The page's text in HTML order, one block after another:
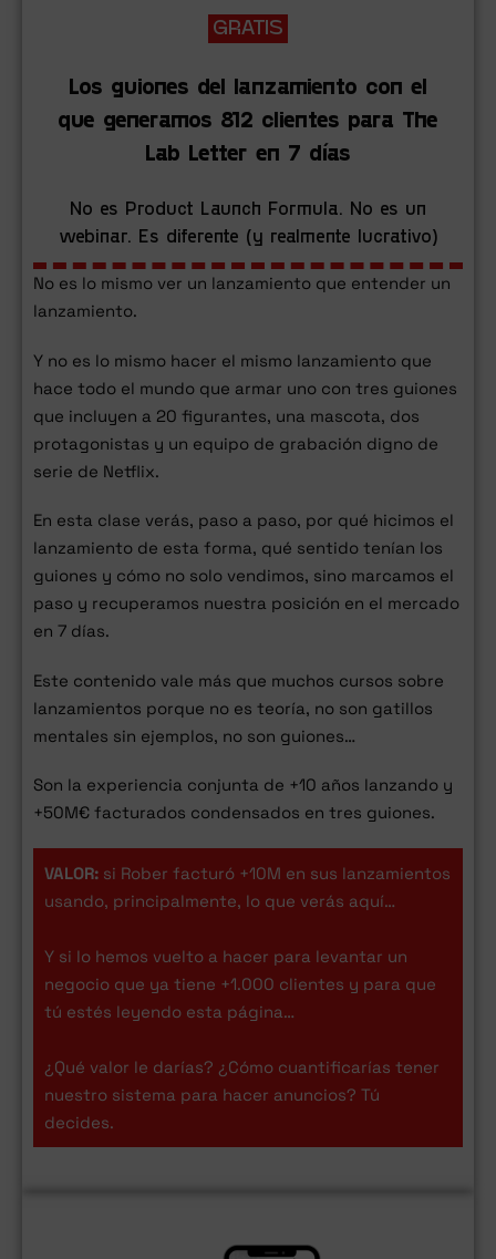
GRATIS
Los guiones del lanzamiento con el
que generamos 812 clientes para The
Lab Letter en 7 días
No es Product Launch Formula. No es un
webinar. Es diferente (y realmente lucrativo)
No es lo mismo ver un lanzamiento que entender un
lanzamiento.
Y no es lo mismo hacer el mismo lanzamiento que
hace todo el mundo que armar uno con tres guiones
que incluyen a 20 figurantes, una mascota, dos
protagonistas y un equipo de grabación digno de
serie de Netflix.
En esta clase verás, paso a paso, por qué hicimos el
lanzamiento de esta forma, qué sentido tenían los
guiones y cómo no solo vendimos, sino marcamos el
paso y recuperamos nuestra posición en el mercado
en 7 días.
Este contenido vale más que muchos cursos sobre
lanzamientos porque no es teoría, no son gatillos
mentales sin ejemplos, no son guiones…
Son la experiencia conjunta de +10 años lanzando y
+50M€ facturados condensados en tres guiones.
VALOR: si Rober facturó +10M en sus lanzamientos
usando, principalmente, lo que verás aquí…
Y si lo hemos vuelto a hacer para levantar un
negocio que ya tiene +1.000 clientes y para que
tú estés leyendo esta página…
¿Qué valor le darías? ¿Cómo cuantificarías tener
nuestro sistema para hacer anuncios? Tú
decides.